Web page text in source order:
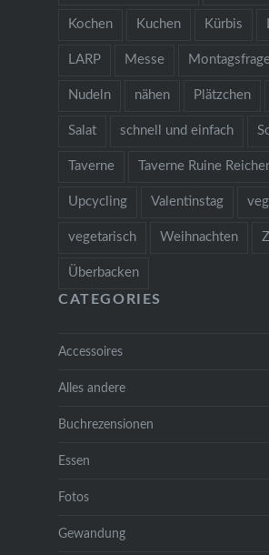
Kochen Kuchen Kürbis
LARP Messe
Nudeln nähen Plätzchen
Salat schnell und einfach
Taverne Taverne Ruine
Upcycling Valentinstag
vegetarisch Weihnachten
Überbacken
CATEGORIES
Accessoires
Alles andere
Buchrezensionen
Essen
Fotos
Gewandung